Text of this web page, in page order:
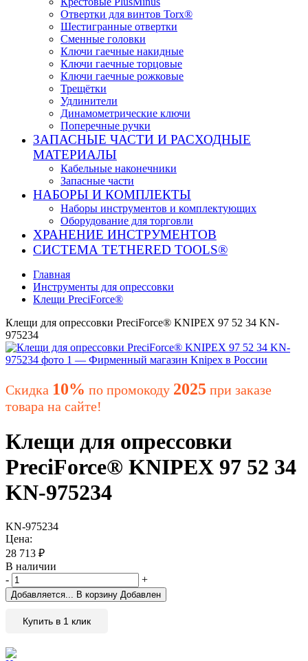
Отвертки для винтов Torx®
Шестигранные отвертки
Сменные головки
Ключи гаечные накидные
Ключи гаечные торцовые
Ключи гаечные рожковые
Трещётки
Удлинители
Динамометрические ключи
Поперечные ручки
ЗАПАСНЫЕ ЧАСТИ И РАСХОДНЫЕ
МАТЕРИАЛЫ
Кабельные наконечники
Запасные части
НАБОРЫ И КОМПЛЕКТЫ
Наборы инструментов и комплектующих
Оборудование для торговли
ХРАНЕНИЕ ИНС­ТРУ­МЕН­ТОВ
СИСТЕМА TETHERED TOOLS®
Главная
Инструменты для опрессовки
Клещи PreciForce®
Клещи для опрессовки PreciForce® KNIPEX 97 52 34 KN-
975234
Скидка 10% по промокоду 2025 при заказе
товара на сайте!
Клещи для опрессовки
PreciForce® KNIPEX 97 52 34
KN-975234
KN-975234
Цена:
28 713 ₽
В наличии
-
+
Добавляется... В корзину Добавлен
Купить в 1 клик